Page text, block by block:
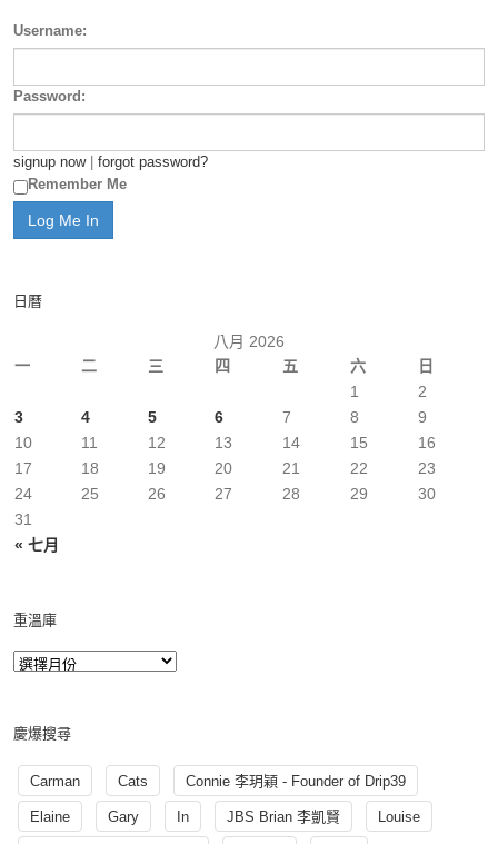
Username:
Password:
signup now| forgot password?
Remember Me
日曆
八月 2026
一
二 三 四 五 六 日
« 七月
1
2
3
4 5 6 7 8
9
10
11 12 13 14 15
16
17
18 19 20 21 22
23
24
25 26 27 28 29
30
31
重溫庫
慶爆搜尋
Carman Cats Connie 李玥穎 - Founder of Drip39
Elaine Gary In JBS Brian 李凱賢 Louise